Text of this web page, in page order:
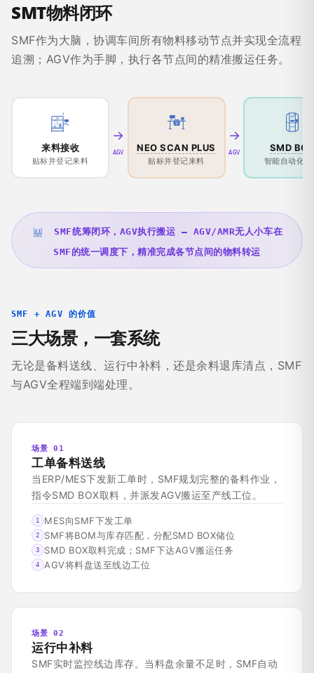
SMT物料闭环
SMF作为大脑，协调车间所有物料移动节点并实现全流程
追溯；AGV作为手脚，执行各节点间的精准搬运任务。
来料接收
贴标并登记来料
→
AGV NEO SCAN PLUS
贴标并登记来料
→
AGV SMD
智能自动化存
SMF统筹闭环，AGV执行搬运 — AGV/AMR无人小车在
SMF的统一调度下，精准完成各节点间的物料转运
SMF + AGV 的价值
三大场景，一套系统
无论是备料送线、运行中补料，还是余料退库清点，SMF
与AGV全程端到端处理。
场景 01
工单备料送线
当ERP/MES下发新工单时，SMF规划完整的备料作业，
指令SMD BOX取料，并派发AGV搬运至产线工位。
1 MES向SMF下发工单
2 SMF将BOM与库存匹配，分配SMD BOX储位
3 SMD BOX取料完成；SMF下达AGV搬运任务
4 AGV将料盘送至线边工位
场景 02
运行中补料
SMF实时监控线边库存。当料盘余量不足时，SMF自动